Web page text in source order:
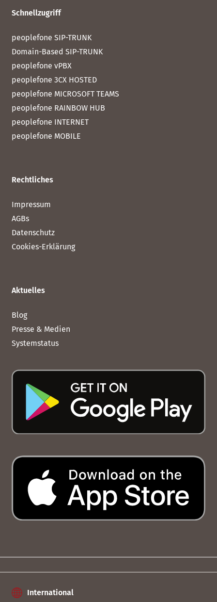
Schnellzugriff
peoplefone SIP-TRUNK
Domain-Based SIP-TRUNK
peoplefone vPBX
peoplefone 3CX HOSTED
peoplefone MICROSOFT TEAMS
peoplefone RAINBOW HUB
peoplefone INTERNET
peoplefone MOBILE
Rechtliches
Impressum
AGBs
Datenschutz
Cookies-Erklärung
Aktuelles
Blog
Presse & Medien
Systemstatus
International